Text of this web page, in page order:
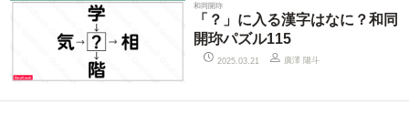
和同開珎
「？」に入る漢字はなに？和同
開珎パズル115
2025.03.21 廣澤 陽斗